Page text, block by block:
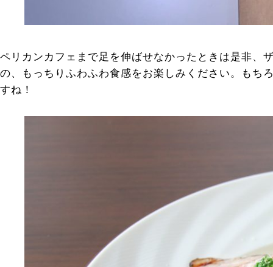
ペリカンカフェまで足を伸ばせなかったときは是非、
の、もっちりふわふわ食感をお楽しみください。もち
すね！